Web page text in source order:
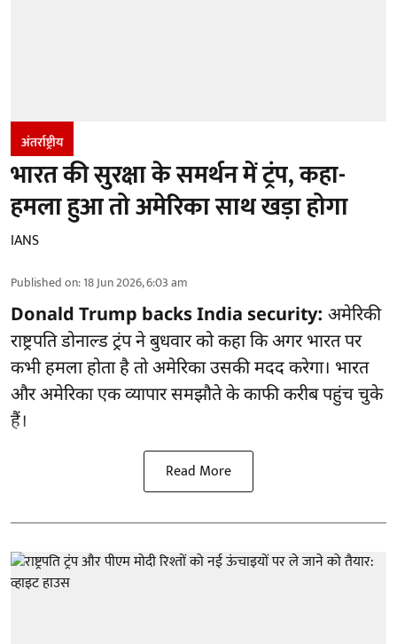
अंतर्राष्ट्रीय
भारत की सुरक्षा के समर्थन में ट्रंप, कहा-
हमला हुआ तो अमेरिका साथ खड़ा होगा
IANS
Published on:18 Jun 2026, 6:03 am
Donald Trump backs India security: अमेरिकी
राष्ट्रपति डोनाल्ड ट्रंप ने बुधवार को कहा कि अगर भारत पर
कभी हमला होता है तो अमेरिका उसकी मदद करेगा। भारत
और अमेरिका एक व्यापार समझौते के काफी करीब पहुंच चुके
हैं।
Read More